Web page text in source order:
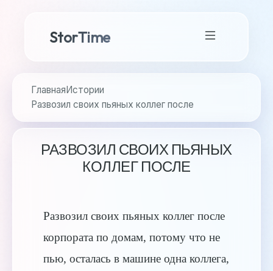
StorTime
ГлавнаяИстории
Развозил своих пьяных коллег после
РАЗВОЗИЛ СВОИХ ПЬЯНЫХ
КОЛЛЕГ ПОСЛЕ
Развозил своих пьяных коллег после
корпората по домам, потому что не
пью, осталась в машине одна коллега,